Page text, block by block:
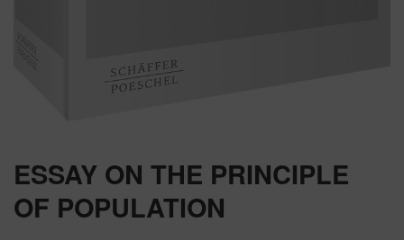
ESSAY ON THE PRINCIPLE
OF POPULATION